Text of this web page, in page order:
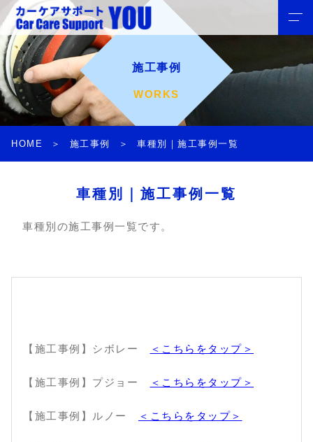
施工事例
WORKS
HOME 施工事例 車種別｜施工事例一覧
車種別｜施工事例一覧
車種別の施工事例一覧です。
【施工事例】シボレー ＜こちらをタップ＞
【施工事例】プジョー ＜こちらをタップ＞
【施工事例】ルノー ＜こちらをタップ＞